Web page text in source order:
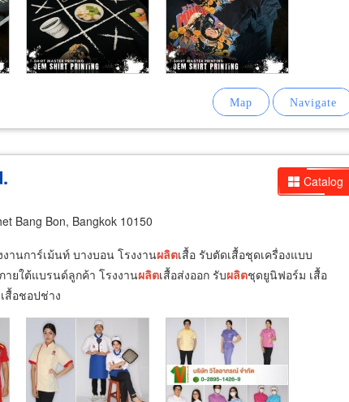
Catalog
Bang Bon, Bangkok 10150
านการ์เม้นท์ บางบอน โรงงานผลิตเสื้อ รับตัดเสื้อชุดเครื่องแบบ
ายใต้แบรนด์ลูกค้า โรงงานผลิตเสื้อส่งออก รับผลิตชุดยูนิฟอร์ม เสื้อ
สื้อชอปช่าง